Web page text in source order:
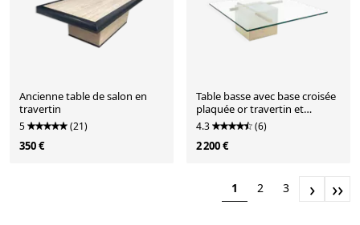
Ancienne table de salon en
travertin
5 (21)
350 €
Table basse avec base croisée
plaquée or travertin et
plateau en verre
4.3 (6)
2 200 €
1 2 3 › ››